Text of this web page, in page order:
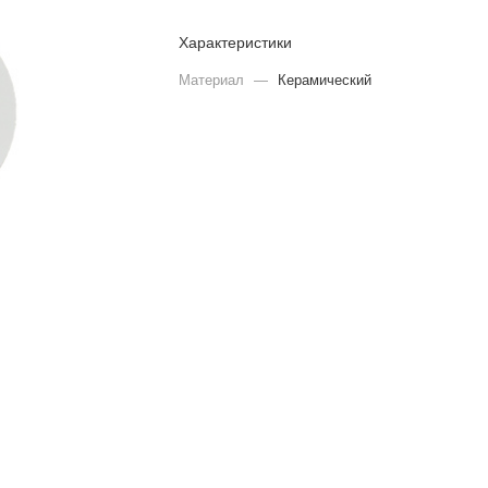
Характеристики
Материал — Керамический